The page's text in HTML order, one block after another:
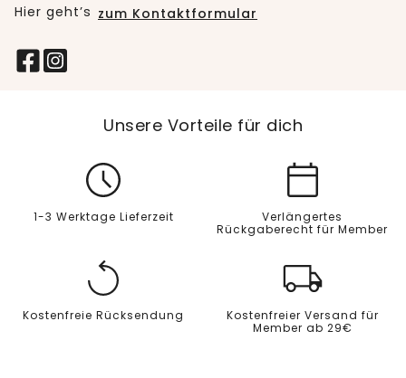
Hier geht’s zum Kontaktformular
Unsere Vorteile für dich
1-3 Werktage Lieferzeit
Verlängertes
Rückgaberecht für Member
Kostenfreie Rücksendung
Kostenfreier Versand für
Member ab 29€